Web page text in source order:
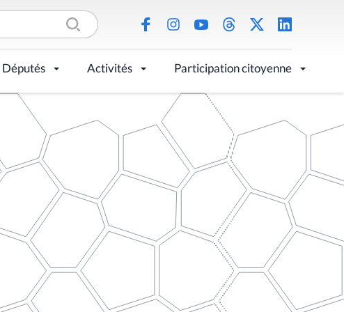
Députés Activités Participation citoyenne